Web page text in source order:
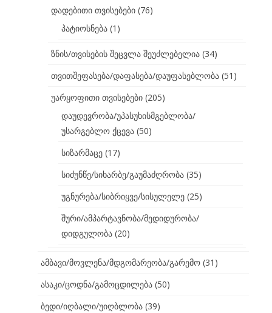
დადებითი თვისებები (76)
პატიოსნება (1)
ზნის/თვისების შეცვლა შეუძლებელია (34)
თვითშეფასება/დაფასება/დაუფასებლობა (51)
უარყოფითი თვისებები (205)
დაუდევრობა/უპასუხისმგებლობა/
უსარგებლო ქცევა (50)
სიზარმაცე (17)
სიძუნწე/სიხარბე/გაუმაძღრობა (35)
უგნურება/სიბრიყვე/სისულელე (25)
შური/ამპარტავნობა/მედიდურობა/
დიდგულობა (20)
ამბავი/მოვლენა/მდგომარეობა/გარემო (31)
ასაკი/ცოდნა/გამოცდილება (50)
ბედი/იღბალი/უიღბლობა (39)